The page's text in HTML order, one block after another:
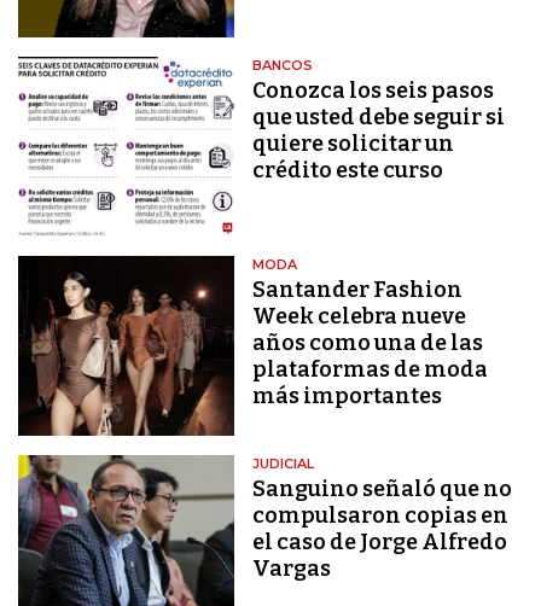
BANCOS
Conozca los seis pasos
que usted debe seguir si
quiere solicitar un
crédito este curso
MODA
Santander Fashion
Week celebra nueve
años como una de las
plataformas de moda
más importantes
JUDICIAL
Sanguino señaló que no
compulsaron copias en
el caso de Jorge Alfredo
Vargas